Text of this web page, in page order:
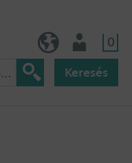
0
Keresés